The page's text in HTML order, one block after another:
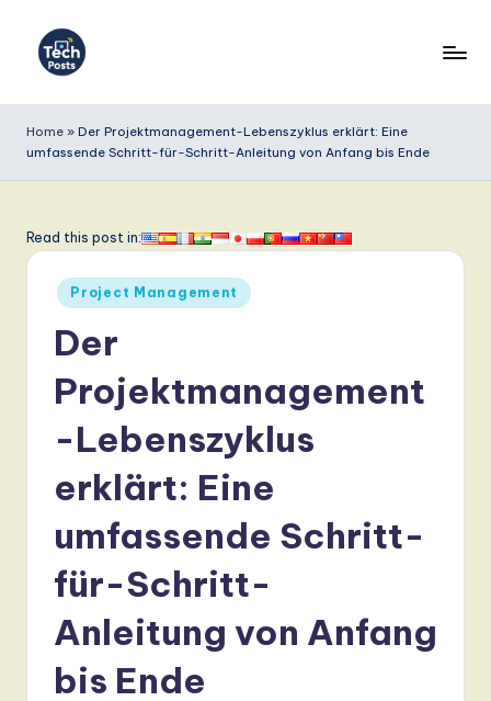
e
c
P
m
Home » Der Projektmanagement-Lebenszyklus erklärt: Eine
umfassende Schritt-für-Schritt-Anleitung von Anfang bis Ende
Read this post in:
Posted
in
Project Management
Der
Projektmanagement
-Lebenszyklus
erklärt: Eine
umfassende Schritt-
für-Schritt-
Anleitung von Anfang
bis Ende